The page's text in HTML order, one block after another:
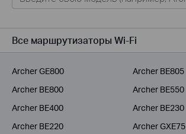
Умный дом
Для операторов связи
Все маршрутизаторы Wi-Fi
Archer GE800
Archer BE805
Archer BE800
Archer BE550
Archer BE400
Archer BE230
Archer BE220
Archer GXE75